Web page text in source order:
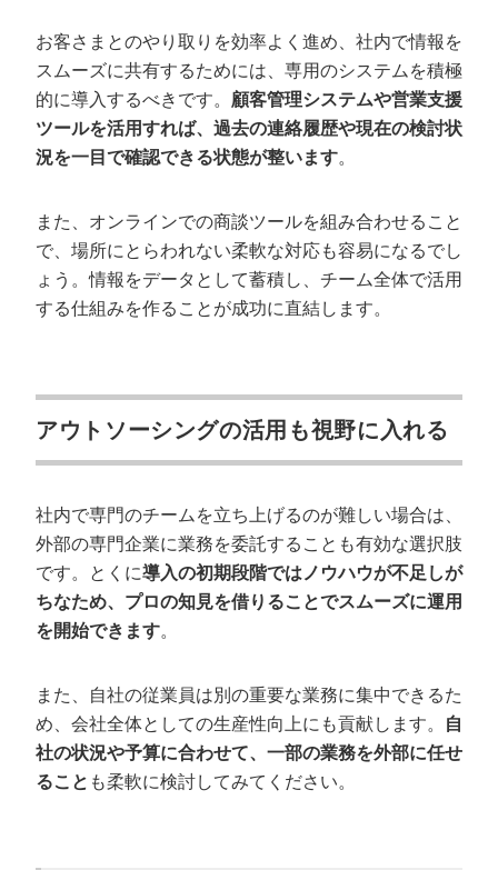
お客さまとのやり取りを効率よく進め、社内で情報を
スムーズに共有するためには、専用のシステムを積極
的に導入するべきです。 顧客管理システムや営業支援
ツールを活用すれば、過去の連絡履歴や現在の検討状
況を一目で確認できる状態が整います。
また、オンラインでの商談ツールを組み合わせること
で、場所にとらわれない柔軟な対応も容易になるでし
ょう。情報をデータとして蓄積し、チーム全体で活用
する仕組みを作ることが成功に直結します。
アウトソーシングの活用も視野に入れる
社内で専門のチームを立ち上げるのが難しい場合は、
外部の専門企業に業務を委託することも有効な選択肢
です。とくに導入の初期段階ではノウハウが不足しが
ちなため、プロの知見を借りることでスムーズに運用
を開始できます。
また、自社の従業員は別の重要な業務に集中できるた
め、会社全体としての生産性向上にも貢献します。
自
社の状況や予算に合わせて、一部の業務を外部に任せ
ること も柔軟に検討してみてください。